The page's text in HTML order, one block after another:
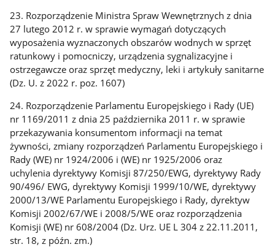
23. Rozporządzenie Ministra Spraw Wewnętrznych z dnia
27 lutego 2012 r. w sprawie wymagań dotyczących
wyposażenia wyznaczonych obszarów wodnych w sprzęt
ratunkowy i pomocniczy, urządzenia sygnalizacyjne i
ostrzegawcze oraz sprzęt medyczny, leki i artykuły sanitarne
(Dz. U. z 2022 r. poz. 1607)
24. Rozporządzenie Parlamentu Europejskiego i Rady (UE)
nr 1169/2011 z dnia 25 października 2011 r. w sprawie
przekazywania konsumentom informacji na temat
żywności, zmiany rozporządzeń Parlamentu Europejskiego i
Rady (WE) nr 1924/2006 i (WE) nr 1925/2006 oraz
uchylenia dyrektywy Komisji 87/250/EWG, dyrektywy Rady
90/496/ EWG, dyrektywy Komisji 1999/10/WE, dyrektywy
2000/13/WE Parlamentu Europejskiego i Rady, dyrektyw
Komisji 2002/67/WE i 2008/5/WE oraz rozporządzenia
Komisji (WE) nr 608/2004 (Dz. Urz. UE L 304 z 22.11.2011,
str. 18, z późn. zm.)